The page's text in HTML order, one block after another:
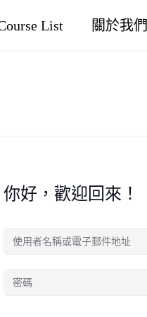
List 關於我們
你好，歡迎回來！